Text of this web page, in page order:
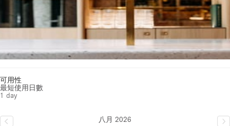
可用性
最短使用日數
1 day
八月 2026